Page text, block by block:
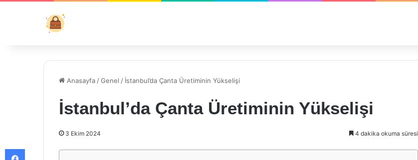
Anasayfa /Genel / İstanbul’da Çanta Üretiminin Yükselişi
İstanbul’da Çanta Üretiminin Yükselişi
3 Ekim 2024 4 dakika okuma süresi
Facebook